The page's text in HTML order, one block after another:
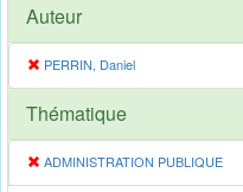
Auteur
PERRIN, Daniel
Thématique
ADMINISTRATION PUBLIQUE